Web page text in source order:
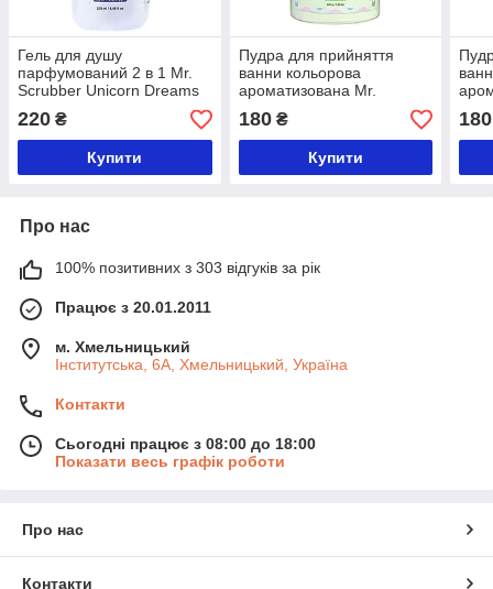
Гель для душу
парфумований 2 в 1 Mr.
Scrubber Unicorn Dreams
Sweet Bilberry від 3 років
безсульфатний 250 мл
220 ₴
Купити
Пудра для прийняття
ванни кольорова
ароматизована Mr.
Scrubber Croco Dino від 3
років 250 г
180₴
Купити
від
180
Про нас
100% позитивних з 303 відгуків за рік
Працює з 20.01.2011
м. Хмельницький
Інститутська, 6А, Хмельницький, Україна
Контакти
Сьогодні працює з 08:00 до 18:00
Показати весь графік роботи
Про нас
Контакти